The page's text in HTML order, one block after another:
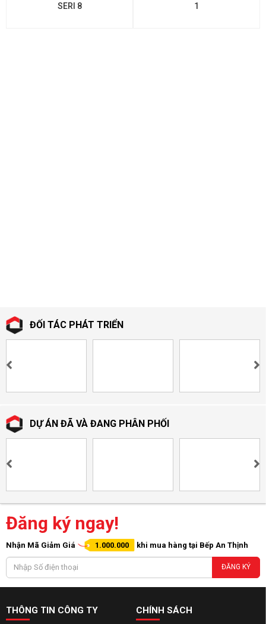
SERI 8
1
ĐỐI TÁC PHÁT TRIỂN
DỰ ÁN ĐÃ VÀ ĐANG PHÂN PHỐI
Đăng ký ngay!
Nhận Mã Giảm Giá 1.000.000 khi mua hàng tại Bếp An Thịnh
ĐĂNG KÝ
THÔNG TIN CÔNG TY CHÍNH SÁCH